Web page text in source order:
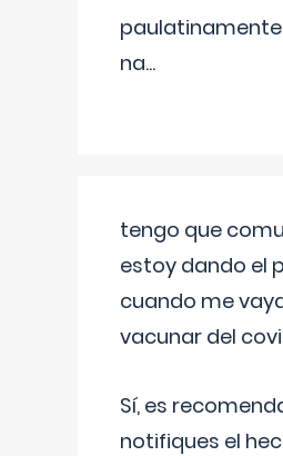
na...
tengo que
estoy dando el
cuando me
vacunar del
Sí, es
notifiques el